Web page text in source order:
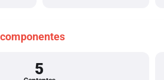
componentes
5